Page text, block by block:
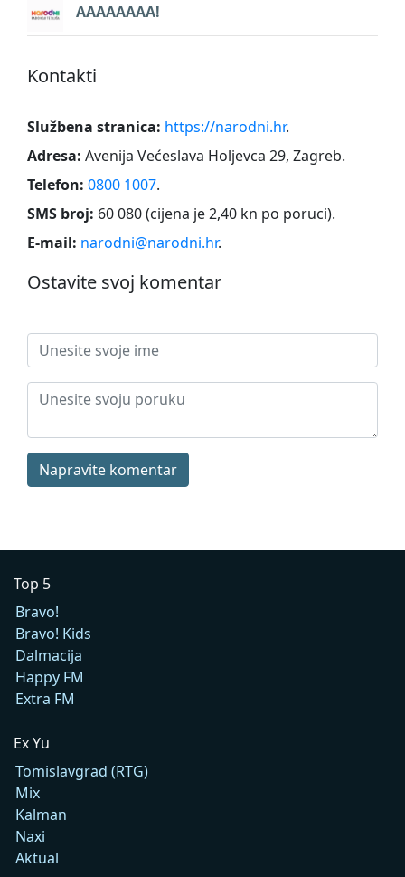
AAAAAAAA!
Kontakti
Službena stranica: https://narodni.hr.
Adresa: Avenija Većeslava Holjevca 29, Zagreb.
Telefon: 0800 1007.
SMS broj: 60 080 (cijena je 2,40 kn po poruci).
E-mail: narodni@narodni.hr.
Ostavite svoj komentar
Napravite komentar
Top 5
Bravo!
Bravo! Kids
Dalmacija
Happy FM
Extra FM
Ex Yu
Tomislavgrad (RTG)
Mix
Kalman
Naxi
Aktual